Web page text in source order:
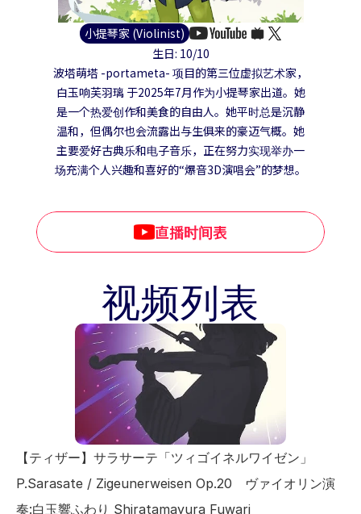
小提琴家 (Violinist)
生日: 10/10
波塔萌塔 -portameta- 项目的第三位虚拟艺术家，
白玉响芙羽璃 于2025年7月作为小提琴家出道。她
是一个热爱创作和美食的自由人。她平时总是沉静
温和，但偶尔也会流露出与生俱来的豪迈气概。她
主要爱好古典乐和电子音乐，正在努力实现举办一
场充满个人兴趣和喜好的“爆音3D演唱会”的梦想。
直播时间表
视频列表
【ティザー】サラサーテ「ツィゴイネルワイゼン」
P.Sarasate / Zigeunerweisen Op.20　ヴァイオリン演
奏:白玉響ふわり Shiratamayura Fuwari